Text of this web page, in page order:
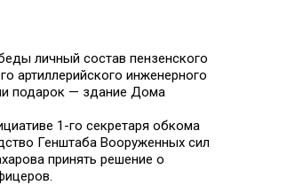
личный состав пензенского
артиллерийского инженерного
подарок — здание Дома
1-го секретаря обкома
Генштаба Вооруженных сил
принять решение о